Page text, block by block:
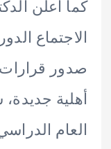
الدكتور
الدوري
جديدة، ستبدأ